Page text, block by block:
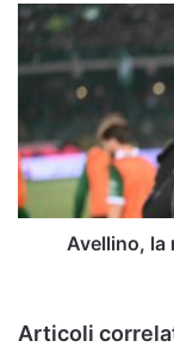
B
2025-
2026
Avellino,
mappa
ruoli,
nomi
e
impatto
Avellino, la
Articoli